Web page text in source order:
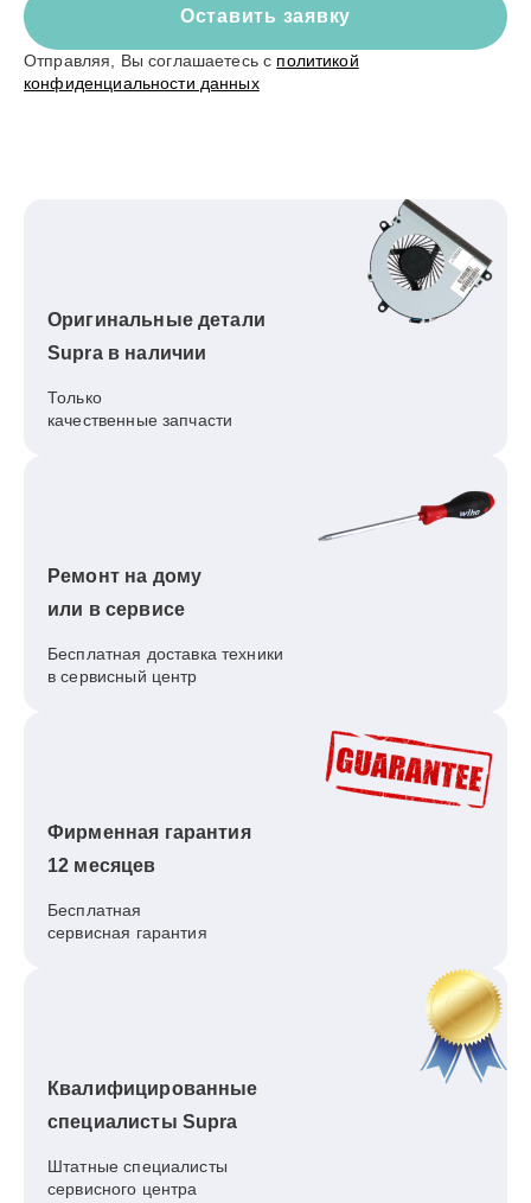
Оставить заявку
Отправляя, Вы соглашаетесь с политикой
конфиденциальности данных
Оригинальные детали
Supra в наличии
Только
качественные запчасти
Ремонт на дому
или в сервисе
Бесплатная доставка техники
в сервисный центр
Фирменная гарантия
12 месяцев
Бесплатная
сервисная гарантия
Квалифицированные
специалисты Supra
Штатные специалисты
сервисного центра